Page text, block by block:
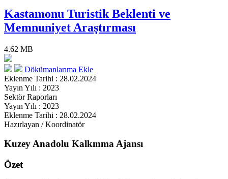
Kastamonu Turistik Beklenti ve
Memnuniyet Araştırması
4.62 MB
Dökümanlarıma Ekle
Eklenme Tarihi : 28.02.2024
Yayın Yılı : 2023
Sektör Raporları
Yayın Yılı : 2023
Eklenme Tarihi : 28.02.2024
Hazırlayan / Koordinatör
Kuzey Anadolu Kalkınma Ajansı
Özet